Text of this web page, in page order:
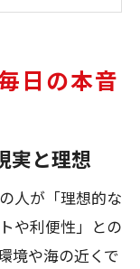
活の魅力
イント解説
金の特徴と
日の本音
実と理想
人が「理想的な
や利便性」との
境や海の近くで